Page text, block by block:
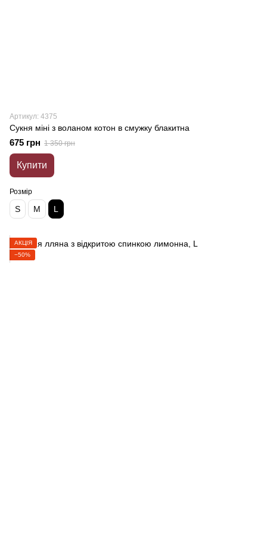
Артикул: 4375
Сукня міні з воланом котон в смужку блакитна
675 грн 1 350 грн
Купити
Розмір
S M L
АКЦІЯ
−50%